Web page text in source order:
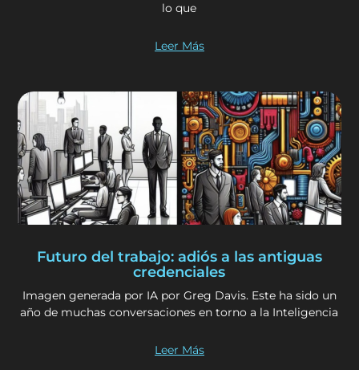
lo que
Leer Más
Futuro del trabajo: adiós a las antiguas
credenciales
Imagen generada por IA por Greg Davis. Este ha sido un
año de muchas conversaciones en torno a la Inteligencia
Leer Más